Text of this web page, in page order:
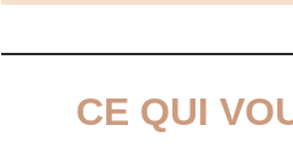
CE QUI